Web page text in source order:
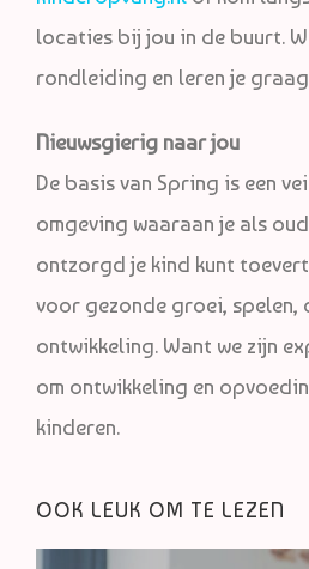
locaties bij jou in de buurt.
rondleiding en leren je graag
Nieuwsgierig naar jou
De basis van Spring is een
omgeving waaraan je als
ontzorgd je kind kunt
voor gezonde groei, spelen,
ontwikkeling. Want we zijn
om ontwikkeling en
kinderen.
OOK LEUK OM TE LEZEN